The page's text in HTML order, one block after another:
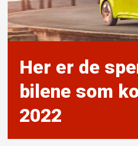
Her er de
bilene som
2022